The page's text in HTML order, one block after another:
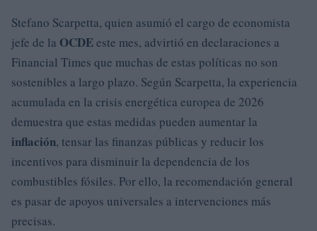
Stefano Scarpetta, quien asumió el cargo de economista
jefe de la OCDEeste mes, advirtió en declaraciones a
Financial Times que muchas de estas políticas no son
sostenibles a largo plazo. Según Scarpetta, la experiencia
acumulada en la crisis energética europea de 2026
demuestra que estas medidas pueden aumentar la
inflación, tensar las finanzas públicas y reducir los
incentivos para disminuir la dependencia de los
combustibles fósiles. Por ello, la recomendación general
es pasar de apoyos universales a intervenciones más
precisas.